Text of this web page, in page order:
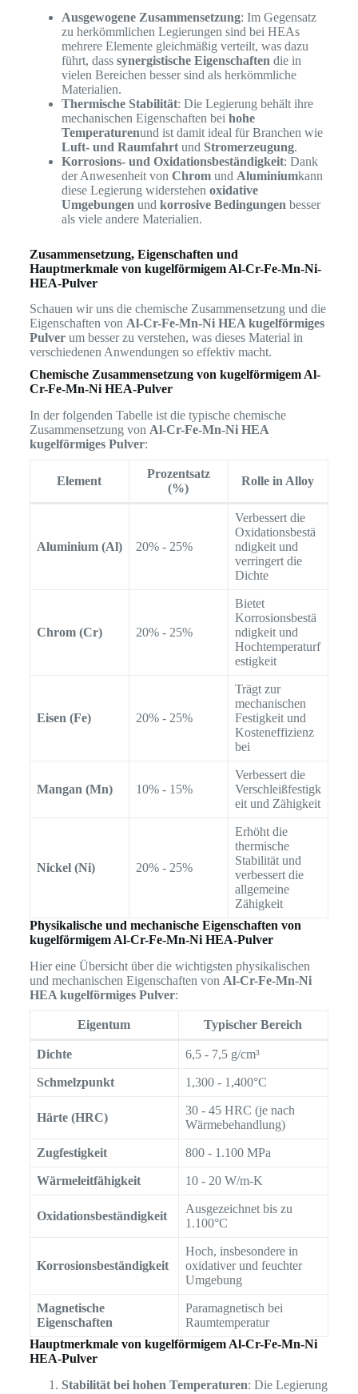
Ausgewogene Zusammensetzung: Im Gegensatz
zu herkömmlichen Legierungen sind bei HEAs
mehrere Elemente gleichmäßig verteilt, was dazu
führt, dass synergistische Eigenschaften die in
vielen Bereichen besser sind als herkömmliche
Materialien.
Thermische Stabilität: Die Legierung behält ihre
mechanischen Eigenschaften bei hohe
Temperaturenund ist damit ideal für Branchen wie
Luft- und Raumfahrtund Stromerzeugung.
Korrosions- und Oxidationsbeständigkeit: Dank
der Anwesenheit von Chromund Aluminiumkann
diese Legierung widerstehen oxidative
Umgebungen und korrosive Bedingungen besser
als viele andere Materialien.
Zusammensetzung, Eigenschaften und
Hauptmerkmale von kugelförmigem Al-Cr-Fe-Mn-Ni-
HEA-Pulver
Schauen wir uns die chemische Zusammensetzung und die
Eigenschaften von Al-Cr-Fe-Mn-Ni HEA kugelförmiges
Pulverum besser zu verstehen, was dieses Material in
verschiedenen Anwendungen so effektiv macht.
Chemische Zusammensetzung von kugelförmigem Al-
Cr-Fe-Mn-Ni HEA-Pulver
In der folgenden Tabelle ist die typische chemische
Zusammensetzung von Al-Cr-Fe-Mn-Ni HEA
kugelförmiges Pulver:
Element
Prozentsatz
(%)
Rolle in Alloy
Aluminium (Al) 20% - 25%
Verbessert die
Oxidationsbestä
ndigkeit und
verringert die
Dichte
Chrom (Cr) 20% - 25%
Bietet
Korrosionsbestä
ndigkeit und
Hochtemperaturf
estigkeit
Eisen (Fe) 20% - 25%
Trägt zur
mechanischen
Festigkeit und
Kosteneffizienz
bei
Mangan (Mn) 10% - 15%
Verbessert die
Verschleißfestigk
eit und Zähigkeit
Nickel (Ni) 20% - 25%
Erhöht die
thermische
Stabilität und
verbessert die
allgemeine
Zähigkeit
Physikalische und mechanische Eigenschaften von
kugelförmigem Al-Cr-Fe-Mn-Ni HEA-Pulver
Hier eine Übersicht über die wichtigsten physikalischen
und mechanischen Eigenschaften von Al-Cr-Fe-Mn-Ni
HEA kugelförmiges Pulver:
Eigentum Typischer Bereich
Dichte 6,5 - 7,5 g/cm³
Schmelzpunkt 1,300 - 1,400°C
Härte (HRC)
30 - 45 HRC (je nach
Wärmebehandlung)
Zugfestigkeit 800 - 1.100 MPa
Wärmeleitfähigkeit 10 - 20 W/m-K
Oxidationsbeständigkeit
Ausgezeichnet bis zu
1.100°C
Korrosionsbeständigkeit
Hoch, insbesondere in
oxidativer und feuchter
Umgebung
Magnetische
Eigenschaften
Paramagnetisch bei
Raumtemperatur
Hauptmerkmale von kugelförmigem Al-Cr-Fe-Mn-Ni
HEA-Pulver
Stabilität bei hohen Temperaturen: Die Legierung